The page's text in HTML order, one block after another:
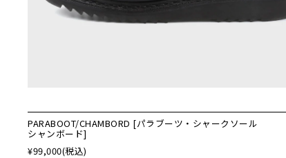
PARABOOT/CHAMBORD [パラブーツ・シャークソール
シャンボード]
¥99,000(税込)